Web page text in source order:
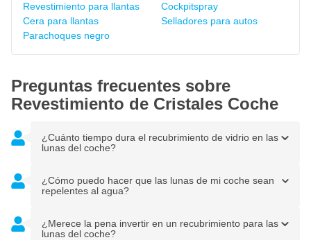
Revestimiento para llantas
Cera para llantas
Parachoques negro
Cockpitspray
Selladores para autos
Preguntas frecuentes sobre
Revestimiento de Cristales Coche
¿Cuánto tiempo dura el recubrimiento de vidrio en las
lunas del coche?
¿Cómo puedo hacer que las lunas de mi coche sean
repelentes al agua?
¿Merece la pena invertir en un recubrimiento para las
lunas del coche?